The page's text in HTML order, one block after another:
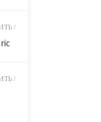
/
/